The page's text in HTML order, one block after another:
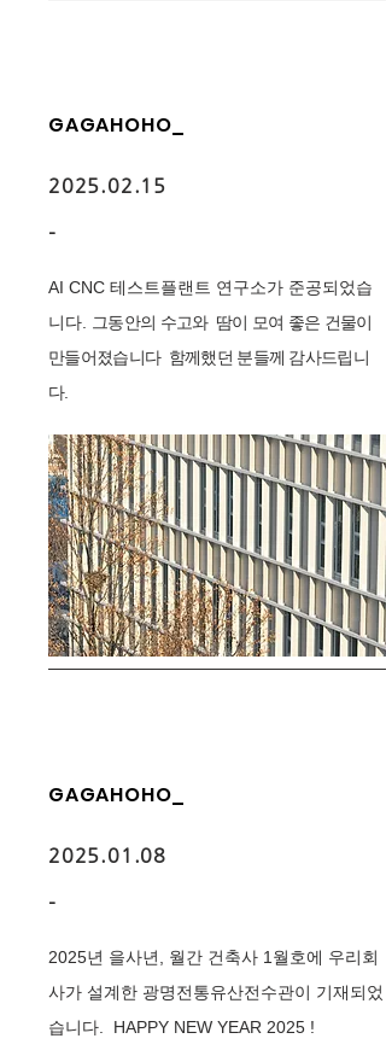
GAGAHOHO_
2025.02.15
-
AI CNC 테스트플랜트 연구소가 준공되었습
니다.
그동안의 수고와 땀이 모여 좋은 건물이
만들어졌습니다 함께했던 분들께 감사드립니
다.
GAGAHOHO_
2025.01.08
-
2025년 을사년, 월간 건축사 1월호에 우리회
사가 설계한 광명전통유산전수관이 기재되었
습니다. HAPPY NEW YEAR 2025 !